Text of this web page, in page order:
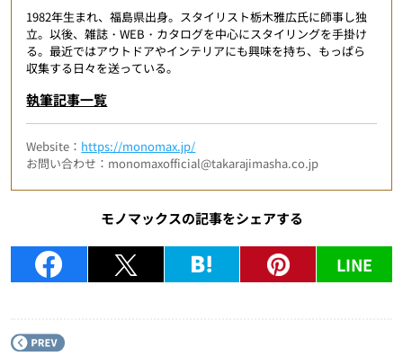
1982年生まれ、福島県出身。スタイリスト栃木雅広氏に師事し独
立。以後、雑誌・WEB・カタログを中心にスタイリングを手掛け
る。最近ではアウトドアやインテリアにも興味を持ち、もっぱら
収集する日々を送っている。
執筆記事一覧
Website： https://monomax.jp/
お問い合わせ：monomaxofficial@takarajimasha.co.jp
モノマックスの記事をシェアする
LINE